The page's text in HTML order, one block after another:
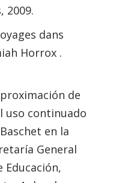
2009.
dans
Horrox .
de
uso continuado
en la
General
Educación,